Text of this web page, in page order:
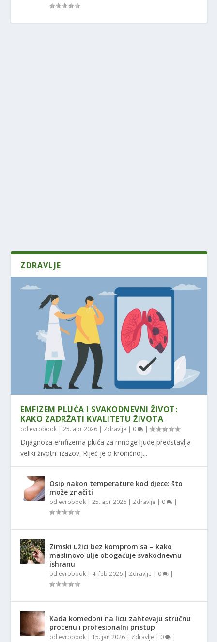
ZDRAVLJE
EMFIZEM PLUĆA I SVAKODNEVNI ŽIVOT:
KAKO ZADRŽATI KVALITETU ŽIVOTA
od evrobook |25. apr 2026 | Zdravlje | 0 |
Dijagnoza emfizema pluća za mnoge ljude predstavlja
veliki životni izazov. Riječ je o kroničnoj...
Osip nakon temperature kod djece: što
može značiti
od evrobook |25. apr 2026 | Zdravlje | 0 |
Zimski užici bez kompromisa – kako
maslinovo ulje obogaćuje svakodnevnu
ishranu
od evrobook | 4. feb 2026 | Zdravlje | 0 |
Kada komedoni na licu zahtevaju stručnu
procenu i profesionalni pristup
od evrobook | 15. jan 2026 | Zdravlje | 0 |